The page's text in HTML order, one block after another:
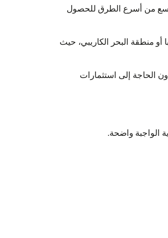
2025 باهتمام عالمي. ويُعتبر على نطاق واسع من أسرع الطرق للحصول
منطقة البحر الكاريبي، حيث
على جنسية ثانية دون الحاجة إلى استثمارات
الواجبة واضحة.